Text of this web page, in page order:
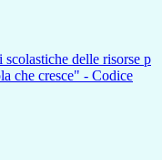
delle risorse p
che cresce" - Codice